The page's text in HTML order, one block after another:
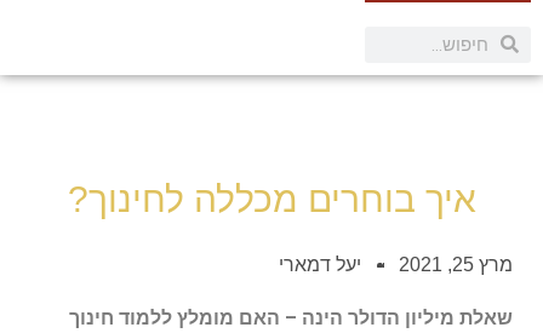
איך בוחרים מכללה לחינוך?
מרץ 25, 2021 יעל דמארי
שאלת מיליון הדולר הינה – האם מומלץ ללמוד חינוך